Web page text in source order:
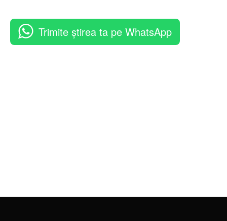
Trimite știrea ta pe WhatsApp